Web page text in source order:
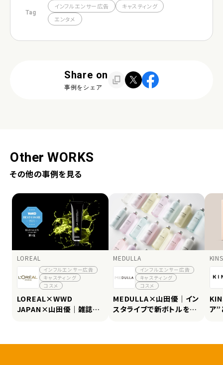
Tag
インフルエンサー広告
キャスティング
エンタメ
Share on
事例をシェア
Other WORKS
その他の事例を見る
LOREAL
インフルエンサー広告
キャスティング
コスメ
LOREAL×WWD
JAPAN×山田優｜雑誌・イ
MEDULLA
インフルエンサー広告
キャスティング
コスメ
MEDULLA×山田優｜イン
スタライブで新ボトルを訴
KINS
ア”